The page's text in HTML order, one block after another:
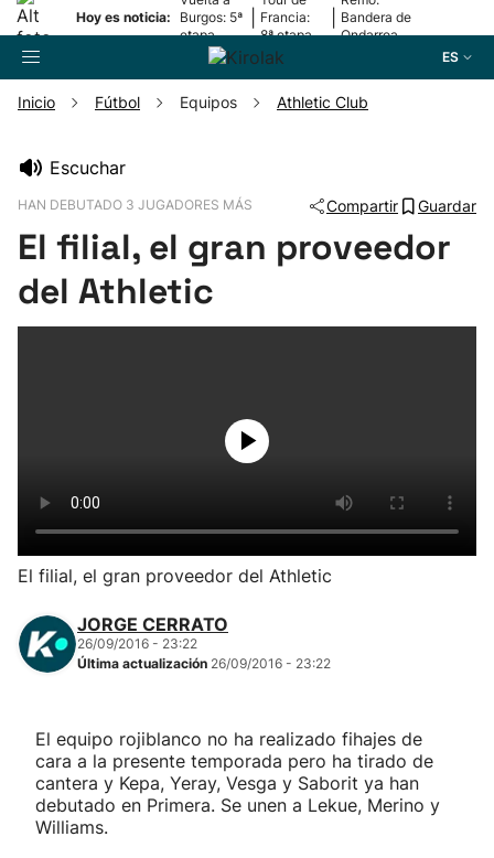
Hoy es noticia:
Burgos: 5ª
etapa
Francia:
8ª etapa
Bandera de
Ondarroa
ES
Pelota
Herri-kirolak
Balonmano
Kirolak 360
Carreras de montaña
Más deportes
Inicio Fútbol Equipos Athletic Club
Escuchar
HAN DEBUTADO 3 JUGADORES MÁS Compartir Guardar
El filial, el gran proveedor
del Athletic
El filial, el gran proveedor del Athletic
JORGE CERRATO
26/09/2016 - 23:22
Última actualización 26/09/2016 - 23:22
El equipo rojiblanco no ha realizado fihajes de
cara a la presente temporada pero ha tirado de
cantera y Kepa, Yeray, Vesga y Saborit ya han
debutado en Primera. Se unen a Lekue, Merino y
Williams.